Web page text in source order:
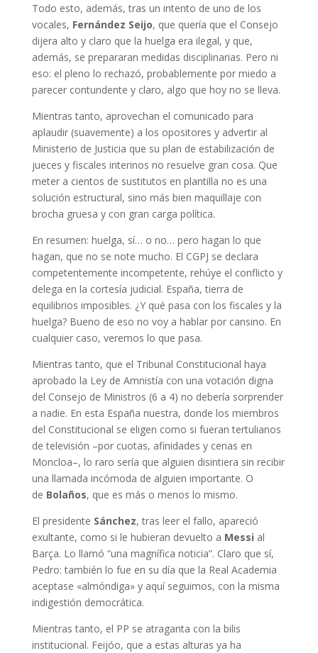
Todo esto, además, tras un intento de uno de los
vocales, Fernández Seijo, que quería que el Consejo
dijera alto y claro que la huelga era ilegal, y que,
además, se prepararan medidas disciplinarias. Pero ni
eso: el pleno lo rechazó, probablemente por miedo a
parecer contundente y claro, algo que hoy no se lleva.
Mientras tanto, aprovechan el comunicado para
aplaudir (suavemente) a los opositores y advertir al
Ministerio de Justicia que su plan de estabilización de
jueces y fiscales interinos no resuelve gran cosa. Que
meter a cientos de sustitutos en plantilla no es una
solución estructural, sino más bien maquillaje con
brocha gruesa y con gran carga política.
En resumen: huelga, sí… o no… pero hagan lo que
hagan, que no se note mucho. El CGPJ se declara
competentemente incompetente, rehúye el conflicto y
delega en la cortesía judicial. España, tierra de
equilibrios imposibles. ¿Y qué pasa con los fiscales y la
huelga? Bueno de eso no voy a hablar por cansino. En
cualquier caso, veremos lo que pasa.
Mientras tanto, que el Tribunal Constitucional haya
aprobado la Ley de Amnistía con una votación digna
del Consejo de Ministros (6 a 4) no debería sorprender
a nadie. En esta España nuestra, donde los miembros
del Constitucional se eligen como si fueran tertulianos
de televisión –por cuotas, afinidades y cenas en
Moncloa–, lo raro sería que alguien disintiera sin recibir
una llamada incómoda de alguien importante. O
de Bolaños, que es más o menos lo mismo.
El presidente Sánchez, tras leer el fallo, apareció
exultante, como si le hubieran devuelto a Messi al
Barça. Lo llamó “una magnífica noticia”. Claro que sí,
Pedro: también lo fue en su día que la Real Academia
aceptase «almóndiga» y aquí seguimos, con la misma
indigestión democrática.
Mientras tanto, el PP se atraganta con la bilis
institucional. Feijóo, que a estas alturas ya ha